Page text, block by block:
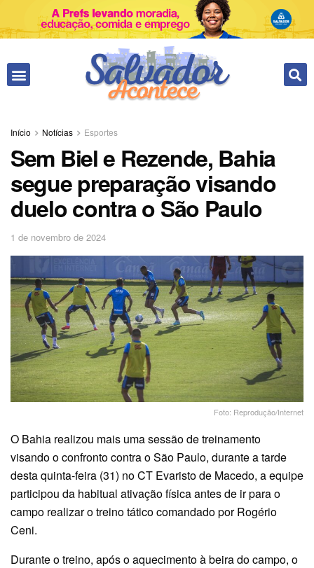
Início Notícias Esportes
Sem Biel e Rezende, Bahia
segue preparação visando
duelo contra o São Paulo
1 de novembro de 2024
Foto: Reprodução/Internet
O Bahia realizou mais uma sessão de treinamento
visando o confronto contra o São Paulo, durante a tarde
desta quinta-feira (31) no CT Evaristo de Macedo, a equipe
participou da habitual ativação física antes de ir para o
campo realizar o treino tático comandado por Rogério
Ceni.
Durante o treino, após o aquecimento à beira do campo, o